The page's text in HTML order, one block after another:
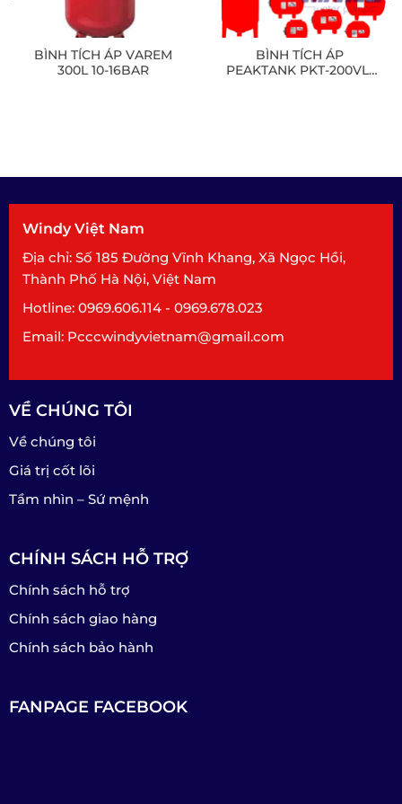
BÌNH TÍCH ÁP VAREM
300L 10-16BAR
BÌNH TÍCH ÁP
PEAKTANK PKT-200VL-
Windy Việt Nam
Địa chỉ: Số 185 Đường Vĩnh Khang, Xã Ngọc Hồi,
Thành Phố Hà Nội, Việt Nam
Hotline: 0969.606.114 - 0969.678.023
Email: Pcccwindyvietnam@gmail.com
VỀ CHÚNG TÔI
Về chúng tôi
Giá trị cốt lõi
Tầm nhìn – Sứ mệnh
CHÍNH SÁCH HỖ TRỢ
Chính sách hỗ trợ
Chính sách giao hàng
Chính sách bảo hành
FANPAGE FACEBOOK